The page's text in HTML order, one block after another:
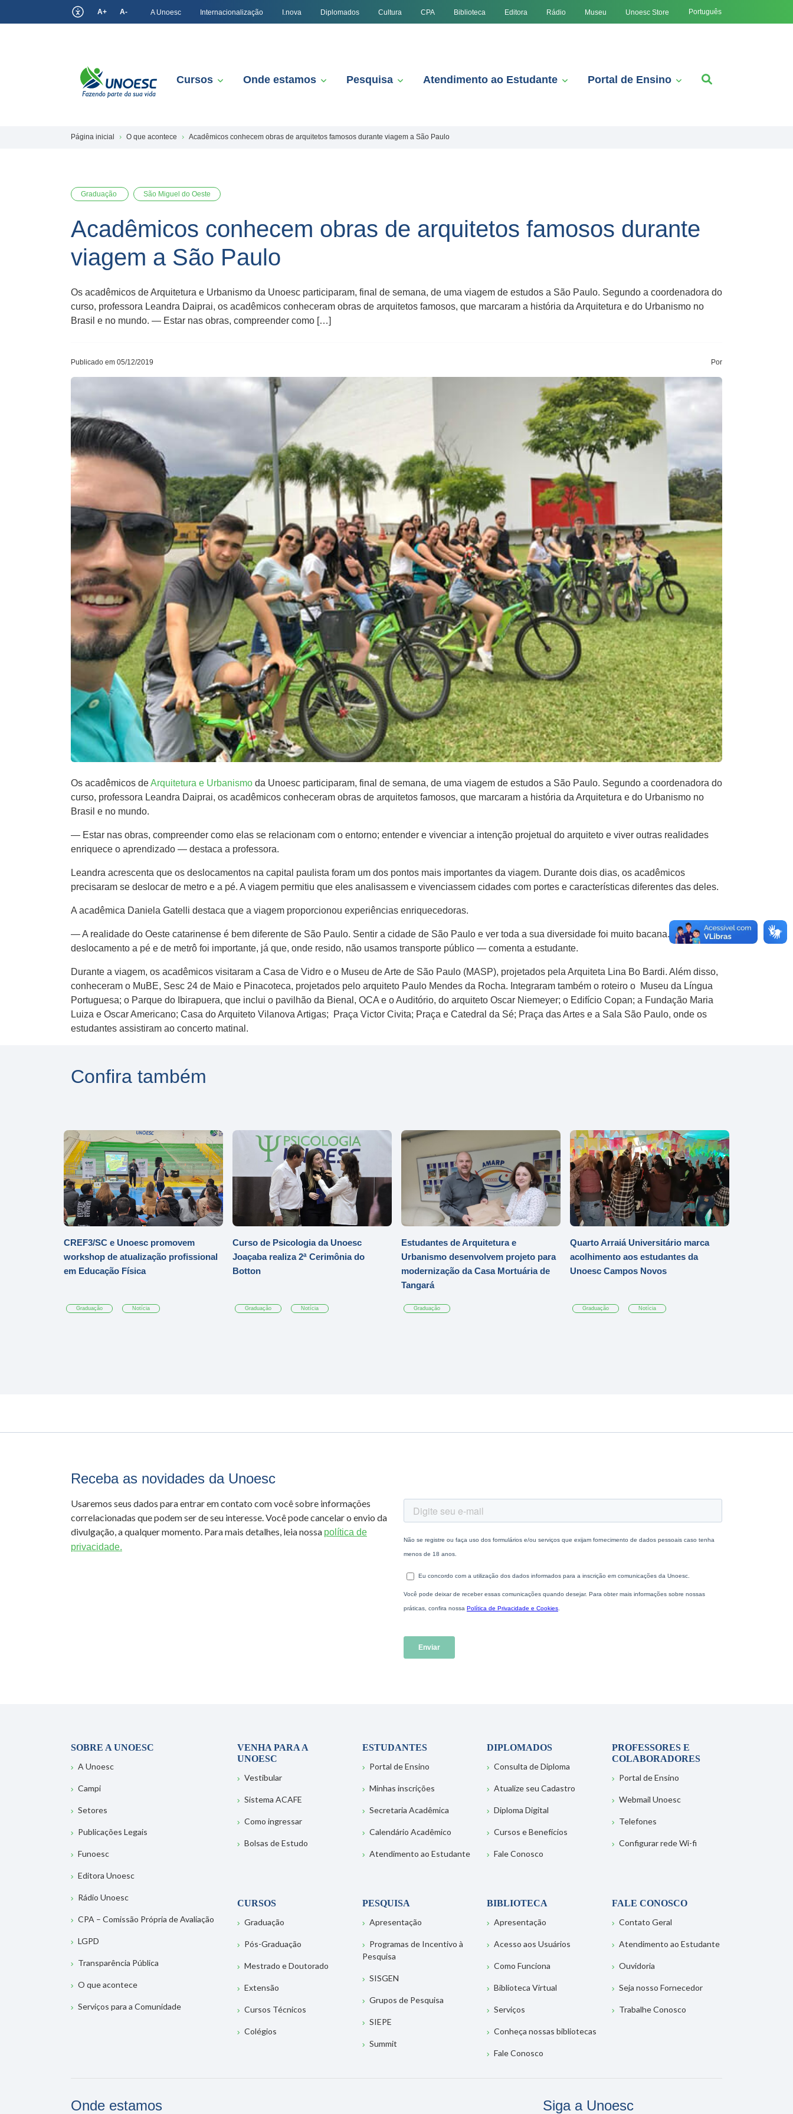
A+ A- A Unoesc Internacionalização I.nova Diplomados Cultura CPA Biblioteca Editora Rádio Museu Unoesc Store Português
Cursos Onde estamos Pesquisa Atendimento ao Estudante Portal de Ensino
Página inicial O que acontece Acadêmicos conhecem obras de arquitetos famosos durante viagem a São Paulo
Graduação São Miguel do Oeste
Acadêmicos conhecem obras de arquitetos famosos durante
viagem a São Paulo
Os acadêmicos de Arquitetura e Urbanismo da Unoesc participaram, final de semana, de uma viagem de estudos a São Paulo. Segundo a coordenadora do
curso, professora Leandra Daiprai, os acadêmicos conheceram obras de arquitetos famosos, que marcaram a história da Arquitetura e do Urbanismo no
Brasil e no mundo. — Estar nas obras, compreender como […]
Publicado em 05/12/2019 Por
Os acadêmicos deArquitetura e Urbanismo da Unoesc participaram, final de semana, de uma viagem de estudos a São Paulo. Segundo a coordenadora do
curso, professora Leandra Daiprai, os acadêmicos conheceram obras de arquitetos famosos, que marcaram a história da Arquitetura e do Urbanismo no
Brasil e no mundo.
— Estar nas obras, compreender como elas se relacionam com o entorno; entender e vivenciar a intenção projetual do arquiteto e viver outras realidades
enriquece o aprendizado — destaca a professora.
Leandra acrescenta que os deslocamentos na capital paulista foram um dos pontos mais importantes da viagem. Durante dois dias, os acadêmicos
precisaram se deslocar de metro e a pé. A viagem permitiu que eles analisassem e vivenciassem cidades com portes e características diferentes das deles.
A acadêmica Daniela Gatelli destaca que a viagem proporcionou experiências enriquecedoras.
— A realidade do Oeste catarinense é bem diferente de São Paulo. Sentir a cidade de São Paulo e ver toda a sua diversidade foi muito bacana. O
deslocamento a pé e de metrô foi importante, já que, onde resido, não usamos transporte público — comenta a estudante.
Durante a viagem, os acadêmicos visitaram a Casa de Vidro e o Museu de Arte de São Paulo (MASP), projetados pela Arquiteta Lina Bo Bardi. Além disso,
conheceram o MuBE, Sesc 24 de Maio e Pinacoteca, projetados pelo arquiteto Paulo Mendes da Rocha. Integraram também o roteiro o Museu da Língua
Portuguesa; o Parque do Ibirapuera, que inclui o pavilhão da Bienal, OCA e o Auditório, do arquiteto Oscar Niemeyer; o Edifício Copan; a Fundação Maria
Luiza e Oscar Americano; Casa do Arquiteto Vilanova Artigas; Praça Victor Civita; Praça e Catedral da Sé; Praça das Artes e a Sala São Paulo, onde os
estudantes assistiram ao concerto matinal.
Confira também
CREF3/SC e Unoesc promovem
workshop de atualização profissional
em Educação Física
Graduação Notícia
Curso de Psicologia da Unoesc
Joaçaba realiza 2ª Cerimônia do
Botton
Graduação Notícia
Estudantes de Arquitetura e
Urbanismo desenvolvem projeto para
modernização da Casa Mortuária de
Tangará
Graduação
Quarto Arraiá Universitário marca
acolhimento aos estudantes da
Unoesc Campos Novos
Graduação Notícia
Receba as novidades da Unoesc
Usaremos seus dados para entrar em contato com você sobre informações
correlacionadas que podem ser de seu interesse. Você pode cancelar o envio da
divulgação, a qualquer momento. Para mais detalhes, leia nossa política de
privacidade.
SOBRE A UNOESC
A Unoesc
Campi
Setores
Publicações Legais
Funoesc
Editora Unoesc
Rádio Unoesc
CPA – Comissão Própria de Avaliação
LGPD
Transparência Pública
O que acontece
Serviços para a Comunidade
VENHA PARA A
UNOESC
Vestibular
Sistema ACAFE
Como ingressar
Bolsas de Estudo
ESTUDANTES
Portal de Ensino
Minhas inscrições
Secretaria Acadêmica
Calendário Acadêmico
Atendimento ao Estudante
DIPLOMADOS
Consulta de Diploma
Atualize seu Cadastro
Diploma Digital
Cursos e Benefícios
Fale Conosco
PROFESSORES E
COLABORADORES
Portal de Ensino
Webmail Unoesc
Telefones
Configurar rede Wi-fi
CURSOS
Graduação
Pós-Graduação
Mestrado e Doutorado
Extensão
Cursos Técnicos
Colégios
PESQUISA
Apresentação
Programas de Incentivo à
Pesquisa
SISGEN
Grupos de Pesquisa
SIEPE
Summit
BIBLIOTECA
Apresentação
Acesso aos Usuários
Como Funciona
Biblioteca Virtual
Serviços
Conheça nossas bibliotecas
Fale Conosco
FALE CONOSCO
Contato Geral
Atendimento ao Estudante
Ouvidoria
Seja nosso Fornecedor
Trabalhe Conosco
Onde estamos Siga a Unoesc